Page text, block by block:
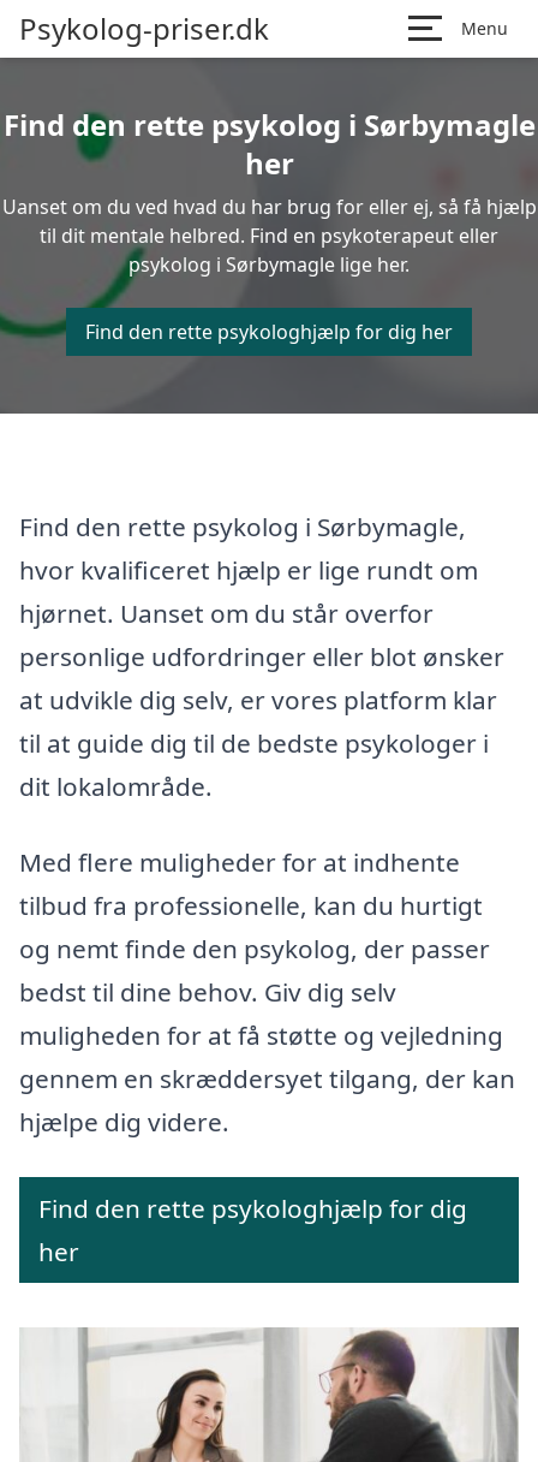
Psykolog-priser.dk Menu
Find den rette psykolog i Sørbymagle
her
Uanset om du ved hvad du har brug for eller ej, så få hjælp
til dit mentale helbred. Find en psykoterapeut eller
psykolog i Sørbymagle lige her.
Find den rette psykologhjælp for dig her
Find den rette psykolog i Sørbymagle,
hvor kvalificeret hjælp er lige rundt om
hjørnet. Uanset om du står overfor
personlige udfordringer eller blot ønsker
at udvikle dig selv, er vores platform klar
til at guide dig til de bedste psykologer i
dit lokalområde.
Med flere muligheder for at indhente
tilbud fra professionelle, kan du hurtigt
og nemt finde den psykolog, der passer
bedst til dine behov. Giv dig selv
muligheden for at få støtte og vejledning
gennem en skræddersyet tilgang, der kan
hjælpe dig videre.
Find den rette psykologhjælp for dig
her